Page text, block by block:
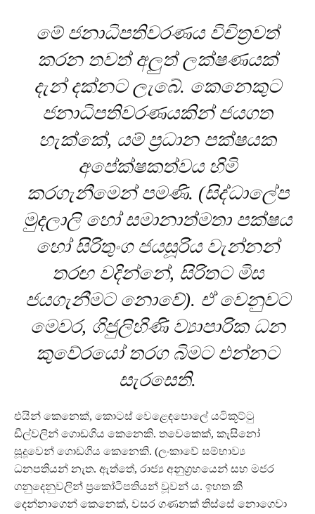
මේ ජනාධිපතිවරණය විචිත්‍රවත්
කරන තවත් අලුත් ලක්ෂණයක්
දැන් දක්නට ලැබේ. කෙනෙකුට
ජනාධිපතිවරණයකින් ජයගත
හැක්කේ, යම් ප්‍රධාන පක්ෂයක
අපේක්ෂකත්වය හිමි
කරගැනීමෙන් පමණි. (සිද්ධාලේප
මුදලාලි හෝ සමානාත්මතා පක්ෂය
හෝ සිරිතුංග ජයසූරිය වැන්නන්
තරඟ වදින්නේ, සිරිතට මිස
ජයගැනීමට නොවේ). ඒ වෙනුවට
මෙවර, ගිජුලිහිණි ව්‍යාපාරික ධන
කුවේරයෝ තරග බිමට එන්නට
සැරසෙති.
එයින් කෙනෙක්, කොටස් වෙළෙඳපොලේ යටිකූට්ටු
ඩීල්වලින් ගොඩගිය කෙනෙකි. තවෙකෙක්, කැසිනෝ
සූදූවෙන් ගොඩගිය කෙනෙකි. (ලංකාවේ සම්භාව්‍ය
ධනපතියන් නැත. ඇත්තේ, රාජ්‍ය අනුග්‍රහයෙන් සහ මජර
ගනුදෙනුවලින් ප්‍රකෝටිපතියන් වූවන් ය. ඉහත කී
දෙන්නාගෙන් කෙනෙක්, වසර ගණනක් තිස්සේ නොගෙවා